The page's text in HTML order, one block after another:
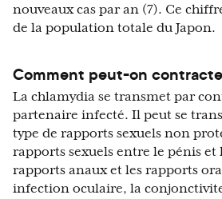
nouveaux cas par an (7). Ce
de la population totale du Japon.
Comment peut-on
La chlamydia se transmet par
partenaire infecté. Il peut se
type de rapports sexuels non
rapports sexuels entre le pénis et
rapports anaux et les rapports
infection oculaire, la